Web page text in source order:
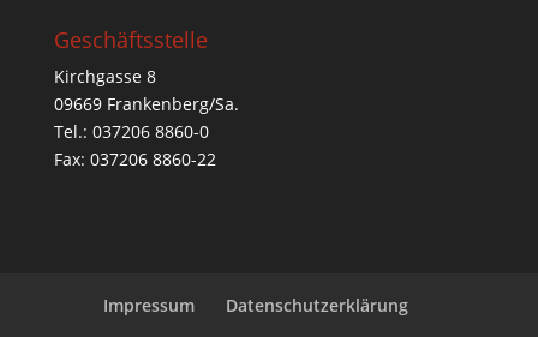
Geschäftsstelle
Kirchgasse 8
09669 Frankenberg/Sa.
Tel.: 037206 8860-0
Fax: 037206 8860-22
Impressum Datenschutzerklärung